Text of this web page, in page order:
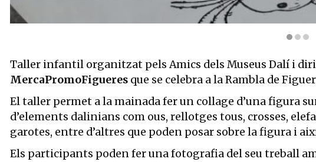
Taller infantil organitzat pels Amics dels Museus Dalí i
MercaPromoFigueres que se celebra a la Rambla de
El taller permet a la mainada fer un collage d’una figura
d’elements dalinians com ous, rellotges tous, crosses,
garotes, entre d’altres que poden posar sobre la figura i
Els participants poden fer una fotografia del seu treball